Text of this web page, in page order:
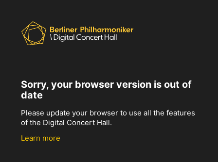
Sorry, your browser version is out of
date
Please update your browser to use all the features
of the Digital Concert Hall.
Learn more